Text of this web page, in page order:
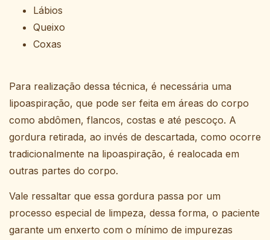
Lábios
Queixo
Coxas
Para realização dessa técnica, é necessária uma
lipoaspiração, que pode ser feita em áreas do corpo
como abdômen, flancos, costas e até pescoço. A
gordura retirada, ao invés de descartada, como ocorre
tradicionalmente na lipoaspiração, é realocada em
outras partes do corpo.
Vale ressaltar que essa gordura passa por um
processo especial de limpeza, dessa forma, o paciente
garante um enxerto com o mínimo de impurezas